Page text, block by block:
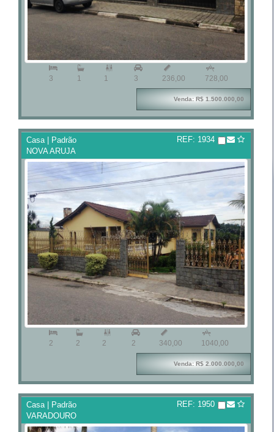
3 1

1 3

236,00

728,00
Venda: R$ 1.500.000,00
Casa | Padrão
NOVA ARUJA
REF: 1934
2 2

2 2

340,00

1040,00
Venda: R$ 2.000.000,00
Casa | Padrão
VARADOURO
REF: 1950